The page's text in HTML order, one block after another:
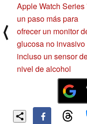
⟨
Apple Watch Series
un paso más para
ofrecer un monitor
glucosa no invasivo
incluso un sensor
nivel de alcohol